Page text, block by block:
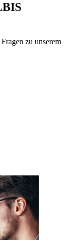
zu unserem